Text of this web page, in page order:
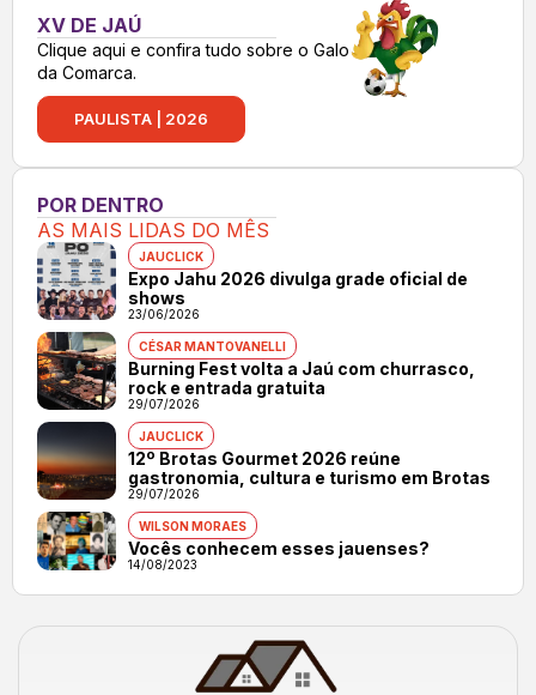
XV DE JAÚ
Clique aqui e confira tudo sobre o Galo
da Comarca.
PAULISTA | 2026
POR DENTRO
AS MAIS LIDAS DO MÊS
JAUCLICK
Expo Jahu 2026 divulga grade oficial de
shows
23/06/2026
CÉSAR MANTOVANELLI
Burning Fest volta a Jaú com churrasco,
rock e entrada gratuita
29/07/2026
JAUCLICK
12º Brotas Gourmet 2026 reúne
gastronomia, cultura e turismo em Brotas
29/07/2026
WILSON MORAES
Vocês conhecem esses jauenses?
14/08/2023